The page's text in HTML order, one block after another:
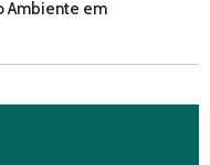
Ambiente em